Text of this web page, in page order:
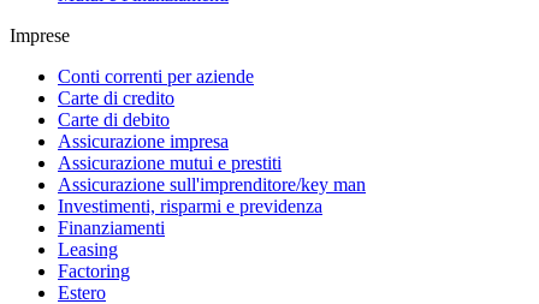
Imprese
Conti correnti per aziende
Carte di credito
Carte di debito
Assicurazione impresa
Assicurazione mutui e prestiti
Assicurazione sull'imprenditore/key man
Investimenti, risparmi e previdenza
Finanziamenti
Leasing
Factoring
Estero